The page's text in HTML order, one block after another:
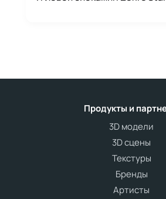
Продукты и
3D модели
3D сцены
Текстуры
Бренды
Артисты